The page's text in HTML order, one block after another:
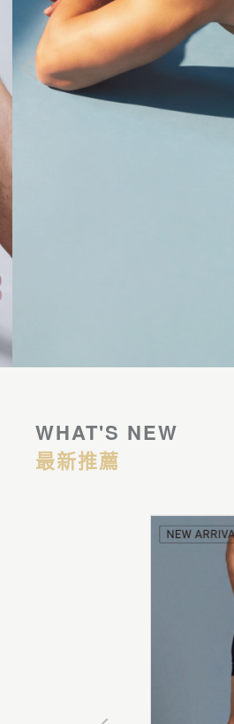
WHAT'S NEW
最新推薦